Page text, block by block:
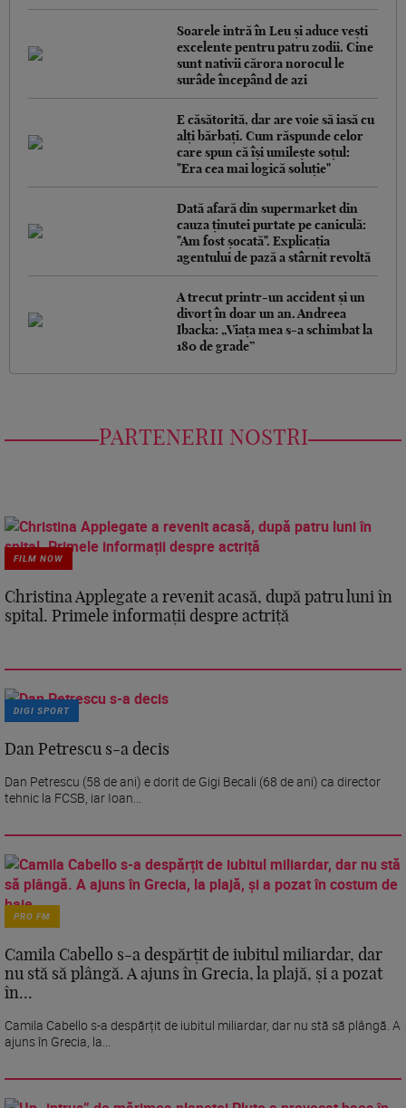
Soarele intră în Leu și aduce vești
excelente pentru patru zodii. Cine
sunt nativii cărora norocul le
surâde începând de azi
E căsătorită, dar are voie să iasă cu
alți bărbați. Cum răspunde celor
care spun că își umilește soțul:
"Era cea mai logică soluție"
Dată afară din supermarket din
cauza ținutei purtate pe caniculă:
"Am fost șocată". Explicația
agentului de pază a stârnit revoltă
A trecut printr-un accident și un
divorț în doar un an. Andreea
Ibacka: „Viața mea s-a schimbat la
180 de grade”
PARTENERII NOSTRI
FILM NOW
Christina Applegate a revenit acasă, după patru luni în
spital. Primele informații despre actriță
DIGI SPORT
Dan Petrescu s-a decis
Dan Petrescu (58 de ani) e dorit de Gigi Becali (68 de ani) ca director
tehnic la FCSB, iar Ioan...
PRO FM
Camila Cabello s-a despărțit de iubitul miliardar, dar
nu stă să plângă. A ajuns în Grecia, la plajă, și a pozat
în...
Camila Cabello s-a despărțit de iubitul miliardar, dar nu stă să plângă. A
ajuns în Grecia, la...